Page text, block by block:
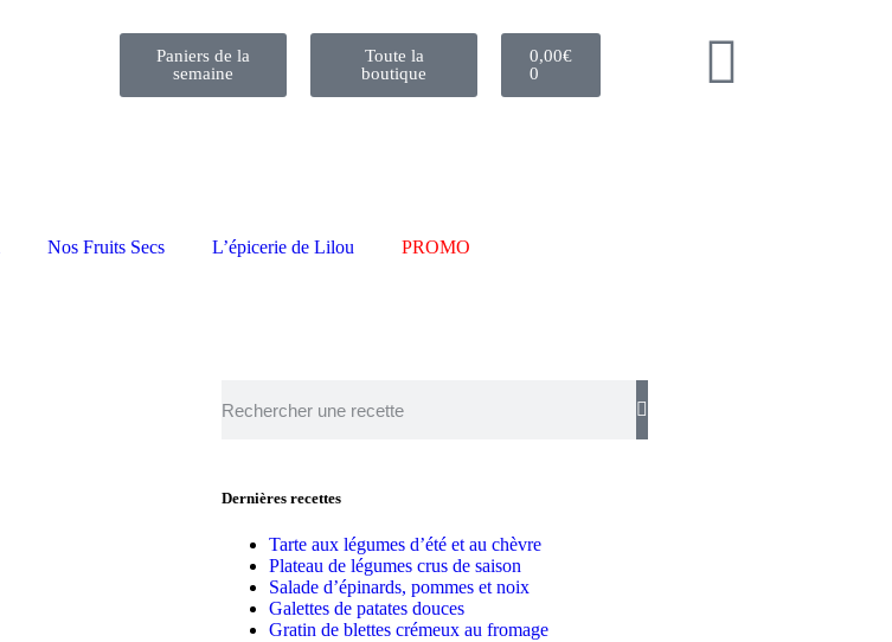
Paniers de la
semaine
Toute la
boutique
0,00€
0
Nos Fruits Secs L’épicerie de Lilou PROMO
Dernières recettes
Tarte aux légumes d’été et au chèvre
Plateau de légumes crus de saison
Salade d’épinards, pommes et noix
Galettes de patates douces
Gratin de blettes crémeux au fromage